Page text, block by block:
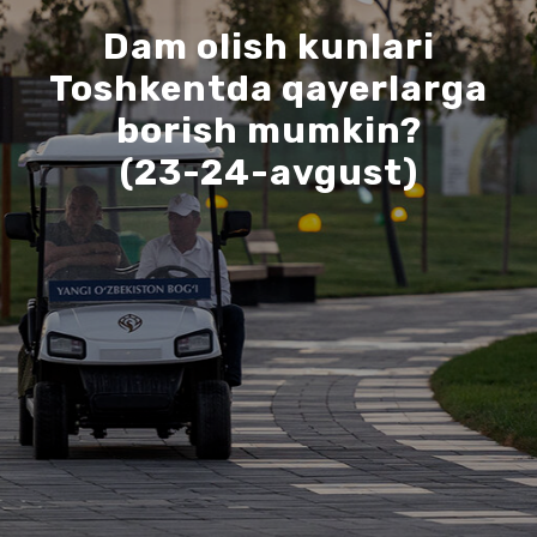
Dam olish kunlari
Toshkentda qayerlarga
borish mumkin?
(23-24-avgust)